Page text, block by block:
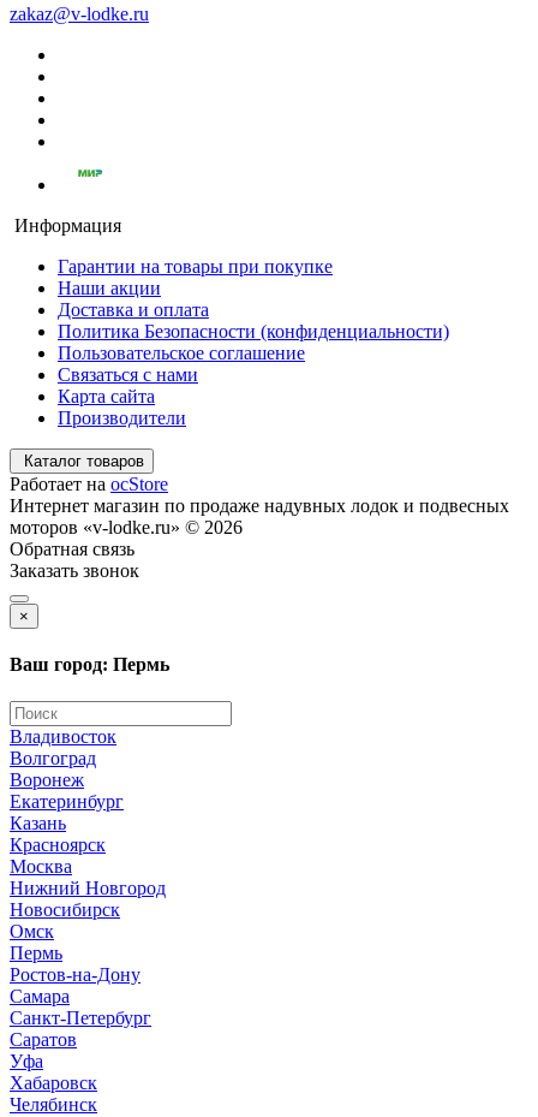
zakaz@v-lodke.ru
Информация
Гарантии на товары при покупке
Наши акции
Доставка и оплата
Политика Безопасности (конфиденциальности)
Пользовательское соглашение
Связаться с нами
Карта сайта
Производители
Каталог товаров
Работает на ocStore
Интернет магазин по продаже надувных лодок и подвесных
моторов «v-lodke.ru» © 2026
Обратная связь
Заказать звонок
×
Ваш город: Пермь
Владивосток
Волгоград
Воронеж
Екатеринбург
Казань
Красноярск
Москва
Нижний Новгород
Новосибирск
Омск
Пермь
Ростов-на-Дону
Самара
Санкт-Петербург
Саратов
Уфа
Хабаровск
Челябинск